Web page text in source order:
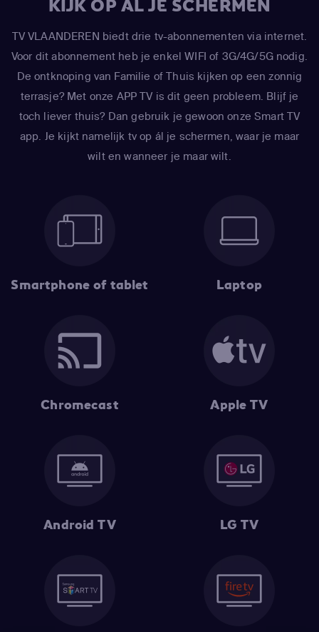
KIJK OP AL JE SCHERMEN
TV VLAANDEREN biedt drie tv-abonnementen via internet.
Voor dit abonnement heb je enkel WIFI of 3G/4G/5G nodig.
De ontknoping van Familie of Thuis kijken op een zonnig
terrasje? Met onze APP TV is dit geen probleem. Blijf je
toch liever thuis? Dan gebruik je gewoon onze Smart TV
app. Je kijkt namelijk tv op ál je schermen, waar je maar
wilt en wanneer je maar wilt.
Smartphone of tablet Laptop
Chromecast Apple TV
Android TV LG TV